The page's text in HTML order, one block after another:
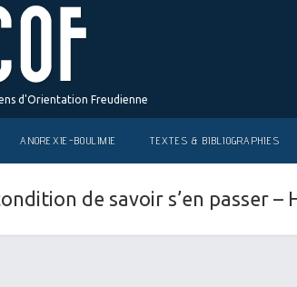
d'Orientation Freudienne
ANOREXIE-BOULIMIE TEXTES & BIBLIOGRAPHIES
de savoir s’en passer –